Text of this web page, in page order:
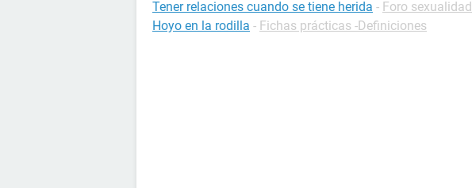
Tener relaciones cuando se tiene herida - Foro sexualidad
Hoyo en la rodilla - Fichas prácticas -Definiciones